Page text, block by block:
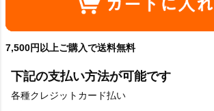
7,500円以上ご購入で送料無料
下記の支払い方法が可能です
各種クレジットカード払い